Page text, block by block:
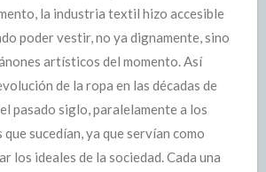
la industria textil hizo accesible
poder vestir, no ya dignamente, sino
artísticos del momento. Así
de la ropa en las décadas de
pasado siglo, paralelamente a los
sucedían, ya que servían como
los ideales de la sociedad. Cada una